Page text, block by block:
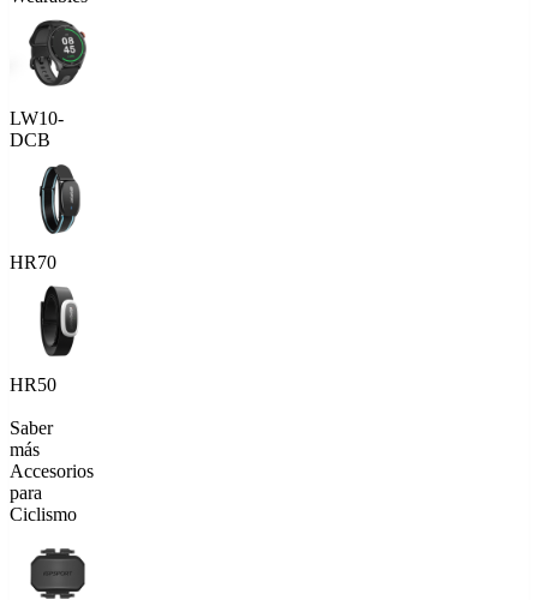
LW10-
DCB
HR70
HR50
Saber
más
Accesorios
para
Ciclismo